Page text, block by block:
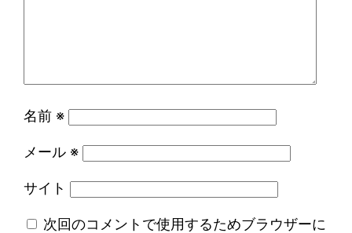
名前 ※
メール ※
サイト
次回のコメントで使用するためブラウザーに